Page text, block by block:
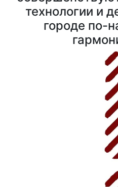
технологии и
городе по-